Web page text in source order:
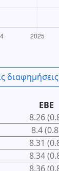
ΕΒΕ
8.26
8.4
8.31
8.34
8.36